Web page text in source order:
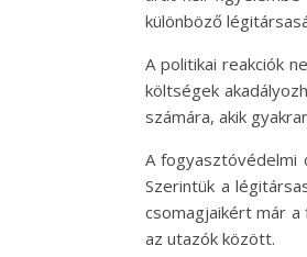
különböző
A politikai reakciók
költségek
számára, akik
A fogyasztóvédelmi
Szerintük a
csomagjaikért már
az utazók között.